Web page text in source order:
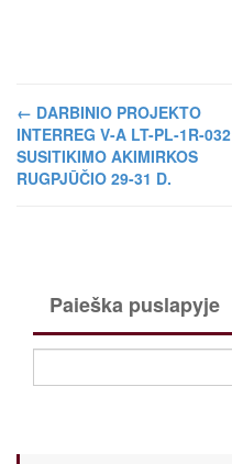
← DARBINIO PROJEKTO
INTERREG V-A LT-PL-1R-032
SUSITIKIMO AKIMIRKOS
RUGPJŪČIO 29-31 D.
Paieška puslapyje